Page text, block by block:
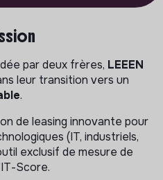
par deux frères, LEEEN
leur transition vers un
.
de leasing innovante pour
(IT, industriels,
exclusif de mesure de
Score.